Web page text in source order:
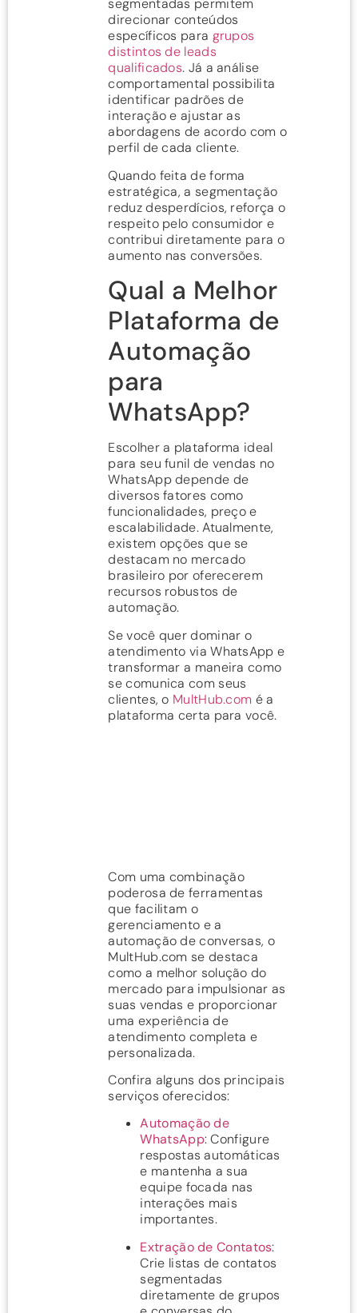
segmentadas permitem
direcionar conteúdos
específicos para grupos
distintos de leads
qualificados. Já a análise
comportamental possibilita
identificar padrões de
interação e ajustar as
abordagens de acordo com o
perfil de cada cliente.
Quando feita de forma
estratégica, a segmentação
reduz desperdícios, reforça o
respeito pelo consumidor e
contribui diretamente para o
aumento nas conversões.
Qual a Melhor
Plataforma de
Automação
para
WhatsApp?
Escolher a plataforma ideal
para seu funil de vendas no
WhatsApp depende de
diversos fatores como
funcionalidades, preço e
escalabilidade. Atualmente,
existem opções que se
destacam no mercado
brasileiro por oferecerem
recursos robustos de
automação.
Se você quer dominar o
atendimento via WhatsApp e
transformar a maneira como
se comunica com seus
clientes, o MultHub.com é a
plataforma certa para você.
Com uma combinação
poderosa de ferramentas
que facilitam o
gerenciamento e a
automação de conversas, o
MultHub.com se destaca
como a melhor solução do
mercado para impulsionar as
suas vendas e proporcionar
uma experiência de
atendimento completa e
personalizada.
Confira alguns dos principais
serviços oferecidos:
Automação de
WhatsApp: Configure
respostas automáticas
e mantenha a sua
equipe focada nas
interações mais
importantes.
Extração de Contatos:
Crie listas de contatos
segmentadas
diretamente de grupos